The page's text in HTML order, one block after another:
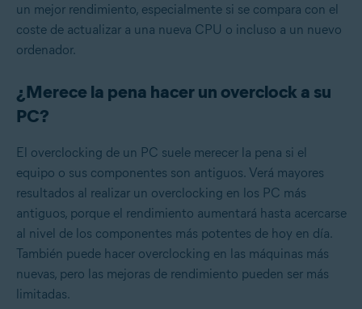
un mejor rendimiento, especialmente si se compara con el
coste de actualizar a una nueva CPU o incluso a un nuevo
ordenador.
¿Merece la pena hacer un overclock a su
PC?
El overclocking de un PC suele merecer la pena si el
equipo o sus componentes son antiguos. Verá mayores
resultados al realizar un overclocking en los PC más
antiguos, porque el rendimiento aumentará hasta acercarse
al nivel de los componentes más potentes de hoy en día.
También puede hacer overclocking en las máquinas más
nuevas, pero las mejoras de rendimiento pueden ser más
limitadas.